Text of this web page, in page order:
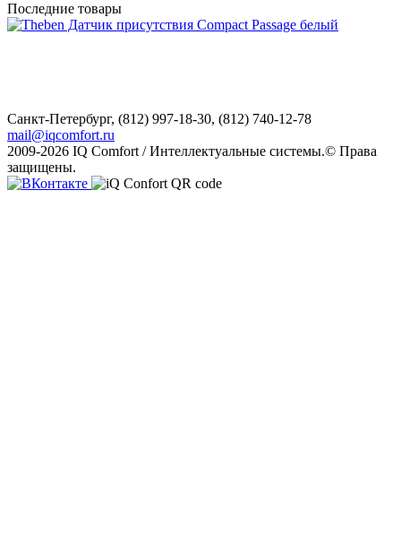
Последние товары
Санкт-Петербург, (812) 997-18-30, (812) 740-12-78
mail@iqcomfort.ru
2009-2026 IQ Comfort / Интеллектуальные системы.© Права
защищены.